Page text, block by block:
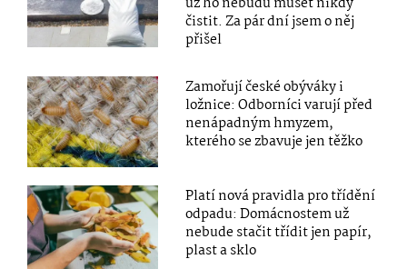
čistit. Za pár dní jsem o něj
přišel
Zamořují české obýváky i
ložnice: Odborníci varují před
nenápadným hmyzem,
kterého se zbavuje jen těžko
Platí nová pravidla pro třídění
odpadu: Domácnostem už
nebude stačit třídit jen papír,
plast a sklo